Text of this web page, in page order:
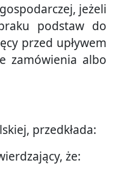
jeżeli
podstaw do
przed upływem
zamówienia albo
przedkłada:
że: